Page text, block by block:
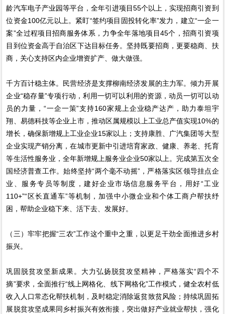
龄汽车电子产业园等平台，全年引进项目55个以上，实现招商引资到
位资金100亿元以上。紧盯“签约项目固投转化率”发力，建立“一企一
案”全过程项目招商服务体系，力争全年落地项目45个，招商引资项
目到位资金高于自治区下达目标任务。坚持既要招商，更要稳商、扶
商，关心支持区内企业增资扩产、做大做强。
千方百计稳主体。民营经济是支撑柳南经济发展的主力军。倾力开展
企业“稳存量”专项行动，利用一切可以利用的资源，动员一切可以动
员的力量，“一企一策”支持160家规上企业稳产达产，助力泰坦宇
翔、易德科技等企业上市，推动区属规模以上工业总产值实现10%的
增长，确保新增规上工业企业15家以上；支持康胜、广汽集团等大型
企业实现产销分离，在城市更新中引进培育家政、健康、养老、托育
等生活性服务业，全年新增规上服务业企业50家以上。完成第五次全
国经济普查工作。始终坚持“两个毫不动摇”，严格落实区领导挂点企
业、服务专员等制度，建好企业市场信息服务平台，用好“工业
110+”“区长直通车”等机制，加强中小微企业和个体工商户帮扶纾
困，帮助企业稳下来、活下去、发展好。
（三）牢牢把握“三农”工作这个重中之重，以更足干劲全面推进乡村
振兴。
巩固脱贫攻坚新成果。大力弘扬脱贫攻坚精神，严格落实“四个不
摘”要求，全面推行“线上网格化、线下网格化”工作模式，健全农村低
收入人口常态化帮扶机制，及时稳定消除返贫致贫风险；持续巩固拓
展脱贫攻坚成果同乡村振兴有效衔接，突出做好产业就业帮扶，强化